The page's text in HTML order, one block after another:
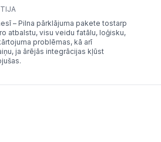
– Pilna pārklājuma pakete tostarp
atbalstu, visu veidu fatālu, loģisku,
problēmas, kā arī
ja ārējās integrācijas kļūst